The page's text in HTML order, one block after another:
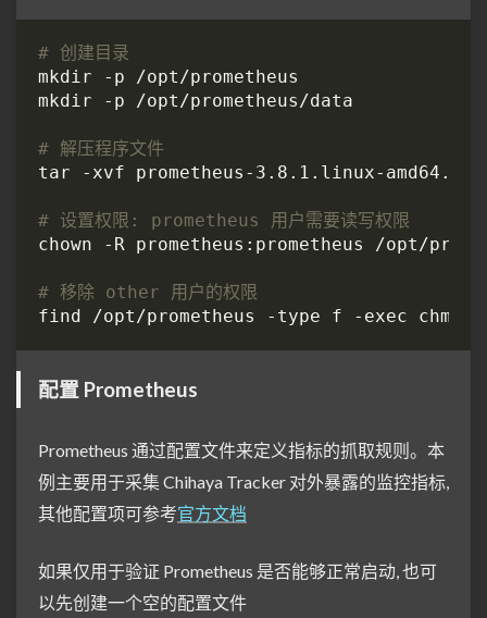
# 创建目录
# 解压程序文件
tar -xvf prometheus-3.8.1.linux-
# 设置权限: prometheus 用户需要读写权限
# 移除 other 用户的权限
find /opt/prometheus -type f -exec
配置 Prometheus
Prometheus 通过配置文件来定义指标的抓取规则。本
例主要用于采集 Chihaya Tracker 对外暴露的监控指标,
其他配置项可参考官方文档
如果仅用于验证 Prometheus 是否能够正常启动, 也可
以先创建一个空的配置文件